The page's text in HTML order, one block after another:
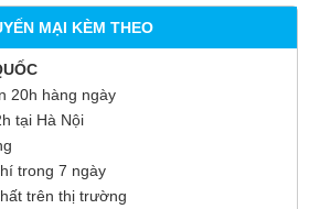
MẠI KÈM THEO
20h hàng ngày
tại Hà Nội
trong 7 ngày
trên thị trường